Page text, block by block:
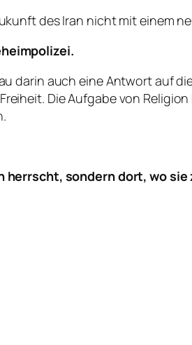
des Iran nicht mit einem
darin auch eine Antwort auf
Die Aufgabe von
herrscht, sondern dort, wo